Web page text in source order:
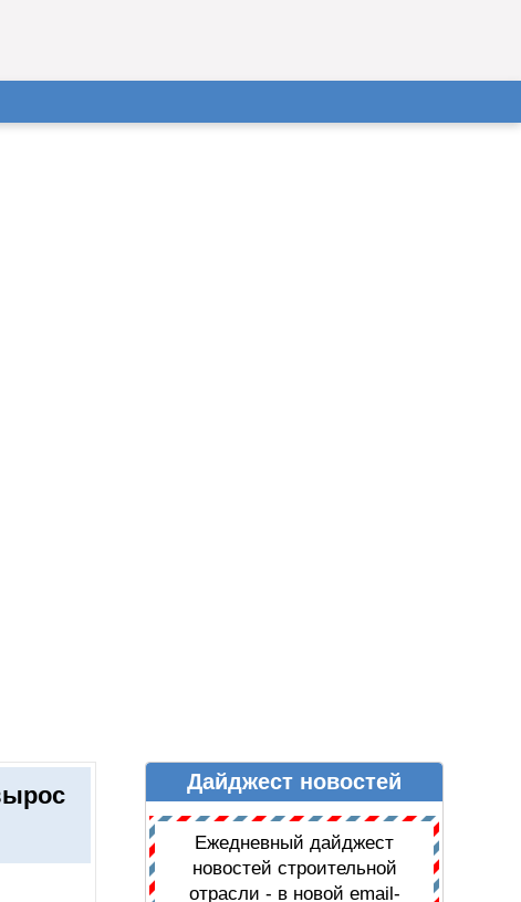
ДАЙДЖЕСТ НОВОСТЕЙДайджест новостей
Ежедневный дайджест
новостей строительной
отрасли - в новой email-